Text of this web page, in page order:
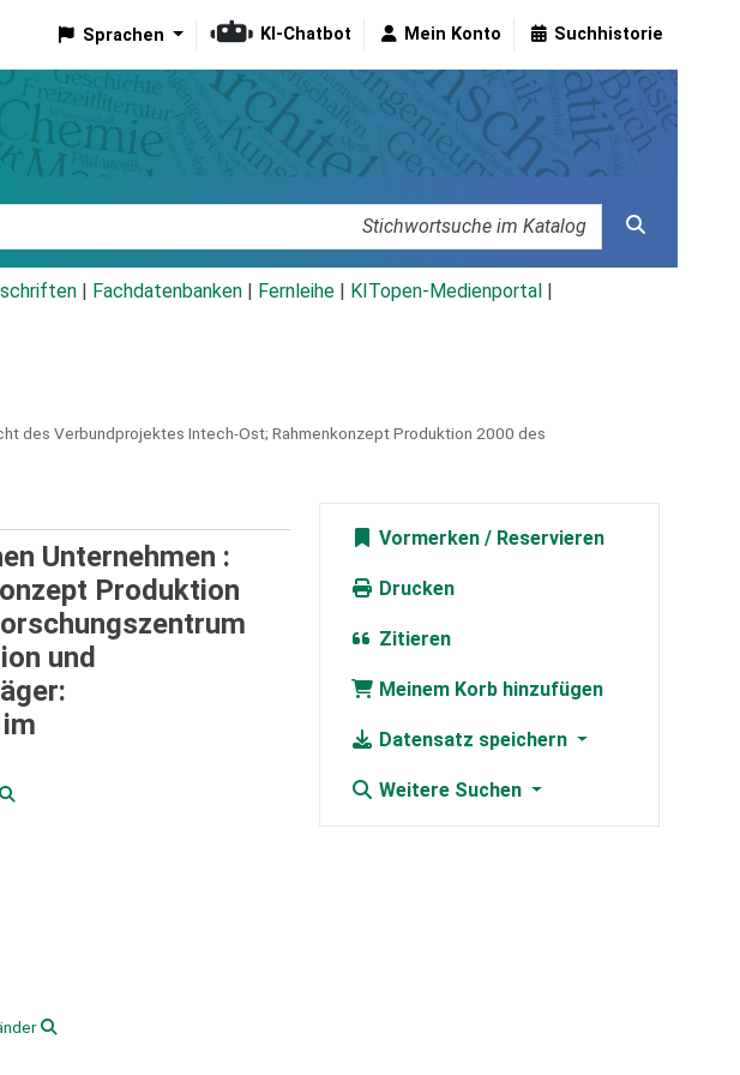
Sprachen KI-Chatbot Mein Konto Suchhistorie
Fachdatenbanken Fernleihe KITopen-Medienportal
des Verbundprojektes Intech-Ost; Rahmenkonzept Produktion 2000 des
Unternehmen :
Produktion
und
Vormerken
Drucken
Zitieren
Meinem Korb hinzufügen
Datensatz speichern
Weitere Suchen